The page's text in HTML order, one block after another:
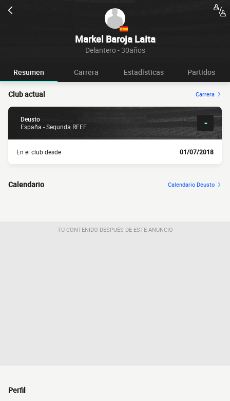
Markel Baroja Laita
Delantero - 30años
Resumen Carrera Estadísticas Partidos
Club actual Carrera
Deusto
España - Segunda RFEF
-
En el club desde 01/07/2018
Calendario Calendario Deusto
TU CONTENIDO DESPUÉS DE ESTE ANUNCIO
Perfil